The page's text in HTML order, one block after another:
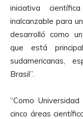
iniciativa
inalcanzable para
desarrolló como
que está
sudamericanas,
Brasil”.
“Como
cinco áreas